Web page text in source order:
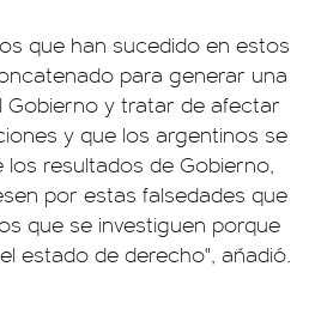
que han sucedido en estos
para generar una
Gobierno y tratar de afectar
y que los argentinos se
resultados de Gobierno,
por estas falsedades que
que se investiguen porque
estado de derecho", añadió.